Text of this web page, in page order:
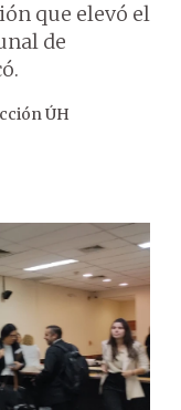
que elevó el
de
ÚH